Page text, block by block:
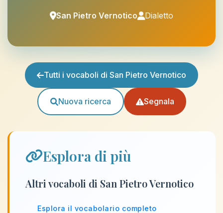
San Pietro Vernotico Dialetto
Tutti i vocaboli di San Pietro Vernotico
Nuova ricerca Segnala
Esplora di più
Altri vocaboli di San Pietro Vernotico
Esplora il vocabolario completo